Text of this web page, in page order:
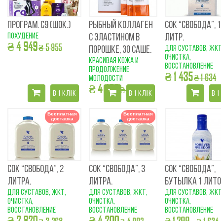
ПРОГРАМ. С9 (ШОК.)
похудение
₴ 4 949₴ 5 955
В 1 КЛІК
РЫБНЫЙ КОЛЛАГЕН
С ЭЛАСТИНОМ В
ПОРОШКЕ, 30 САШЕ.
красивая кожа и
продолжение
молодости
₴ 4 499₴ 5 289
В 1 КЛІК
СОК “СВОБОДА”, 1
ЛИТР.
для суставов,
очистка,
восстановление
₴ 1 435₴ 1 634
В
Бесплатная
доставка
СОК “СВОБОДА”, 2
ЛИТРА.
для суставов, ЖКТ,
очистка,
восстановление
Бесплатная
доставка
СОК “СВОБОДА”, 3
ЛИТРА.
для суставов, ЖКТ,
очистка,
восстановление
СОК “СВОБОДА”,
БУТЫЛКА 1
для суставов,
очистка,
восстановление